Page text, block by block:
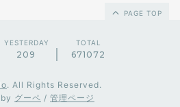
PAGE TOP
YESTERDAY
209
TOTAL
671072
. All Rights Reserved.
グーペ / 管理ページ